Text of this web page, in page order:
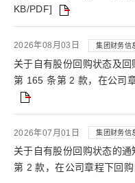
KB/PDF]
2026年08月03日 集团财务信
关于自有股份回购状态及回
第 165 条第 2 款，在公司
2026年07月01日 集团财务信
关于自有股份回购状态的
第 2 款，在公司章程下回